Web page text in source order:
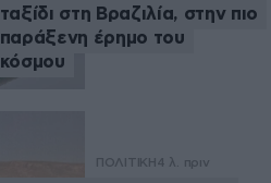
ταξίδι στη Βραζιλία, στην πιο
παράξενη έρημο του
κόσμου
ΠΟΛΙΤΙΚΗ4 λ. πριν